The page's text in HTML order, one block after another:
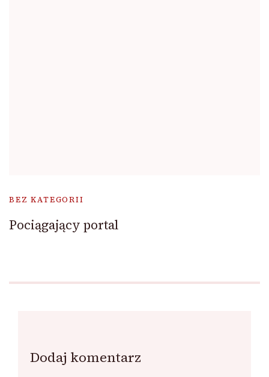
BEZ KATEGORII
Pociągający portal
Dodaj komentarz